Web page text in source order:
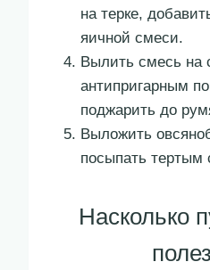
на терке,
яичной смеси.
Вылить смесь на
антипригарным
поджарить до
Выложить
посыпать тертым
Насколько